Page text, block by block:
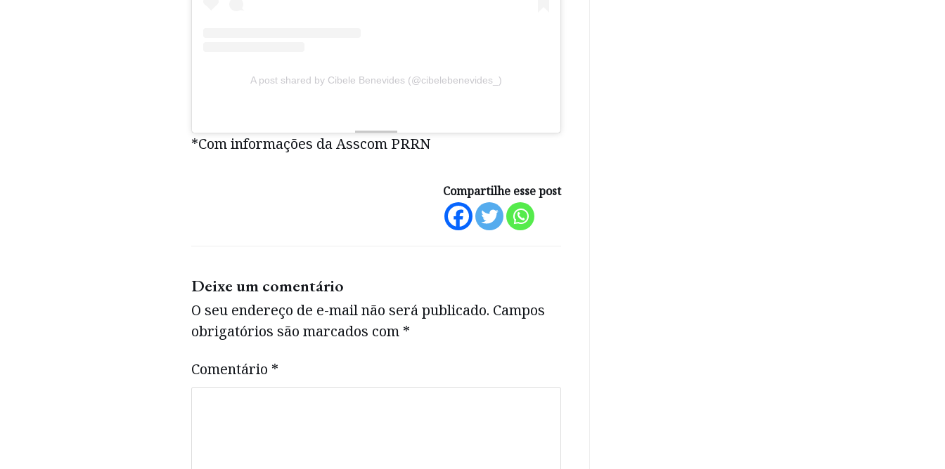
A post shared by Cibele Benevides (@cibelebenevides_)
*Com informações da Asscom PRRN
Compartilhe esse post
Deixe um comentário
O seu endereço de e-mail não será publicado. Campos
obrigatórios são marcados com *
Comentário *